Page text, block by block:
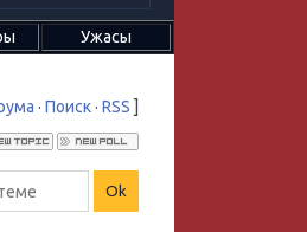
Ужасы
· Поиск· RSS ]